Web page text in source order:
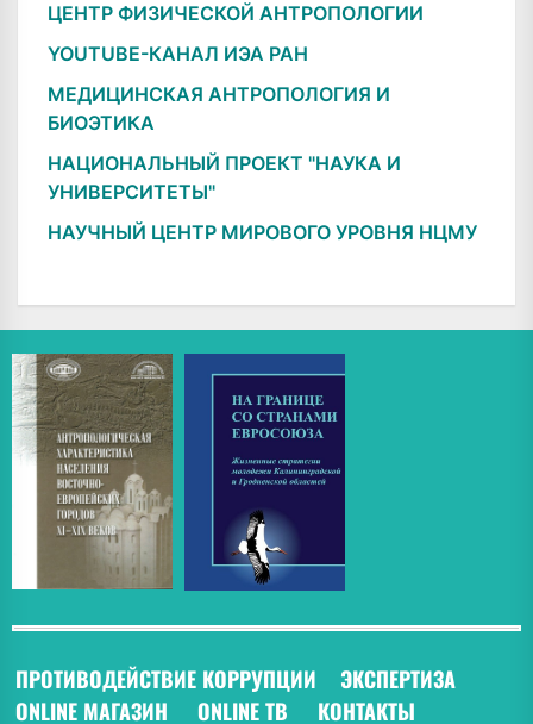
ЦЕНТР ФИЗИЧЕСКОЙ АНТРОПОЛОГИИ
YOUTUBE-КАНАЛ ИЭА РАН
МЕДИЦИНСКАЯ АНТРОПОЛОГИЯ И
БИОЭТИКА
НАЦИОНАЛЬНЫЙ ПРОЕКТ "НАУКА И
УНИВЕРСИТЕТЫ"
НАУЧНЫЙ ЦЕНТР МИРОВОГО УРОВНЯ НЦМУ
ПРОТИВОДЕЙСТВИЕ КОРРУПЦИИ ЭКСПЕРТИЗА
ONLINE МАГАЗИН
ONLINE ТВ КОНТАКТЫ